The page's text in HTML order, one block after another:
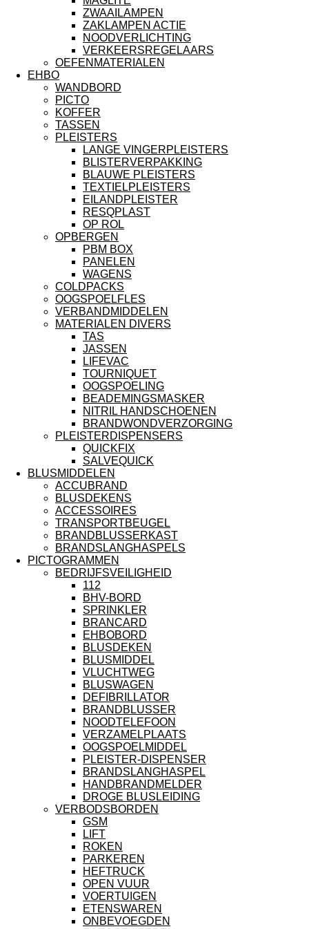
ZWAAILAMPEN
ZAKLAMPEN ACTIE
NOODVERLICHTING
VERKEERSREGELAARS
OEFENMATERIALEN
EHBO
WANDBORD
PICTO
KOFFER
TASSEN
PLEISTERS
LANGE VINGERPLEISTERS
BLISTERVERPAKKING
BLAUWE PLEISTERS
TEXTIELPLEISTERS
EILANDPLEISTER
RESQPLAST
OP ROL
OPBERGEN
PBM BOX
PANELEN
WAGENS
COLDPACKS
OOGSPOELFLES
VERBANDMIDDELEN
MATERIALEN DIVERS
TAS
JASSEN
LIFEVAC
TOURNIQUET
OOGSPOELING
BEADEMINGSMASKER
NITRIL HANDSCHOENEN
BRANDWONDVERZORGING
PLEISTERDISPENSERS
QUICKFIX
SALVEQUICK
BLUSMIDDELEN
ACCUBRAND
BLUSDEKENS
ACCESSOIRES
TRANSPORTBEUGEL
BRANDBLUSSERKAST
BRANDSLANGHASPELS
PICTOGRAMMEN
BEDRIJFSVEILIGHEID
112
BHV-BORD
SPRINKLER
BRANCARD
EHBOBORD
BLUSDEKEN
BLUSMIDDEL
VLUCHTWEG
BLUSWAGEN
DEFIBRILLATOR
BRANDBLUSSER
NOODTELEFOON
VERZAMELPLAATS
OOGSPOELMIDDEL
PLEISTER-DISPENSER
BRANDSLANGHASPEL
HANDBRANDMELDER
DROGE BLUSLEIDING
VERBODSBORDEN
GSM
LIFT
ROKEN
PARKEREN
HEFTRUCK
OPEN VUUR
VOERTUIGEN
ETENSWAREN
ONBEVOEGDEN